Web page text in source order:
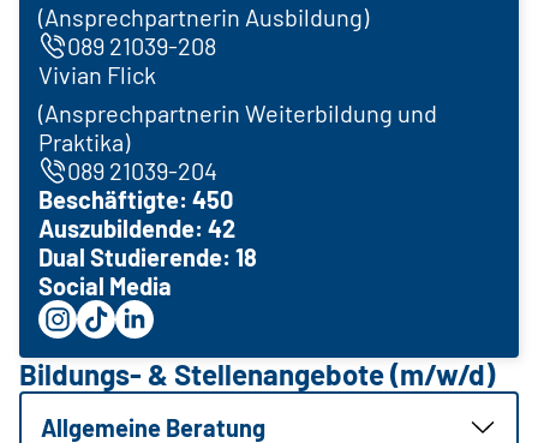
(Ansprechpartnerin Ausbildung)
089 21039-208
Vivian Flick
(Ansprechpartnerin Weiterbildung und
Praktika)
089 21039-204
Beschäftigte: 450
Auszubildende: 42
Dual Studierende: 18
Social Media
Bildungs- & Stellenangebote (m/w/d)
Allgemeine Beratung